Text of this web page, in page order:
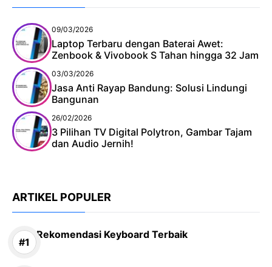
09/03/2026
Laptop Terbaru dengan Baterai Awet:
Zenbook & Vivobook S Tahan hingga 32 Jam
03/03/2026
Jasa Anti Rayap Bandung: Solusi Lindungi
Bangunan
26/02/2026
3 Pilihan TV Digital Polytron, Gambar Tajam
dan Audio Jernih!
ARTIKEL POPULER
Rekomendasi Keyboard Terbaik